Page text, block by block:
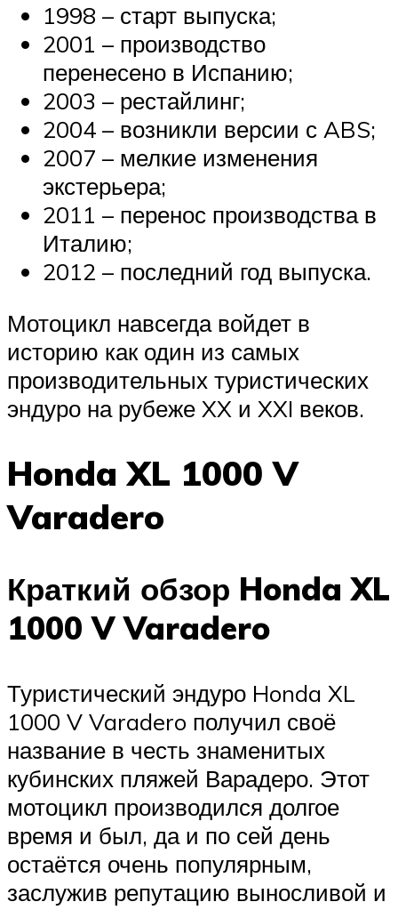
1998 – старт выпуска;
2001 – производство
перенесено в Испанию;
2003 – рестайлинг;
2004 – возникли версии с ABS;
2007 – мелкие изменения
экстерьера;
2011 – перенос производства в
Италию;
2012 – последний год выпуска.
Мотоцикл навсегда войдет в
историю как один из самых
производительных туристических
эндуро на рубеже XX и XXI веков.
Honda XL 1000 V
Varadero
Краткий обзор Honda XL
1000 V Varadero
Туристический эндуро Honda XL
1000 V Varadero получил своё
название в честь знаменитых
кубинских пляжей Варадеро. Этот
мотоцикл производился долгое
время и был, да и по сей день
остаётся очень популярным,
заслужив репутацию выносливой и